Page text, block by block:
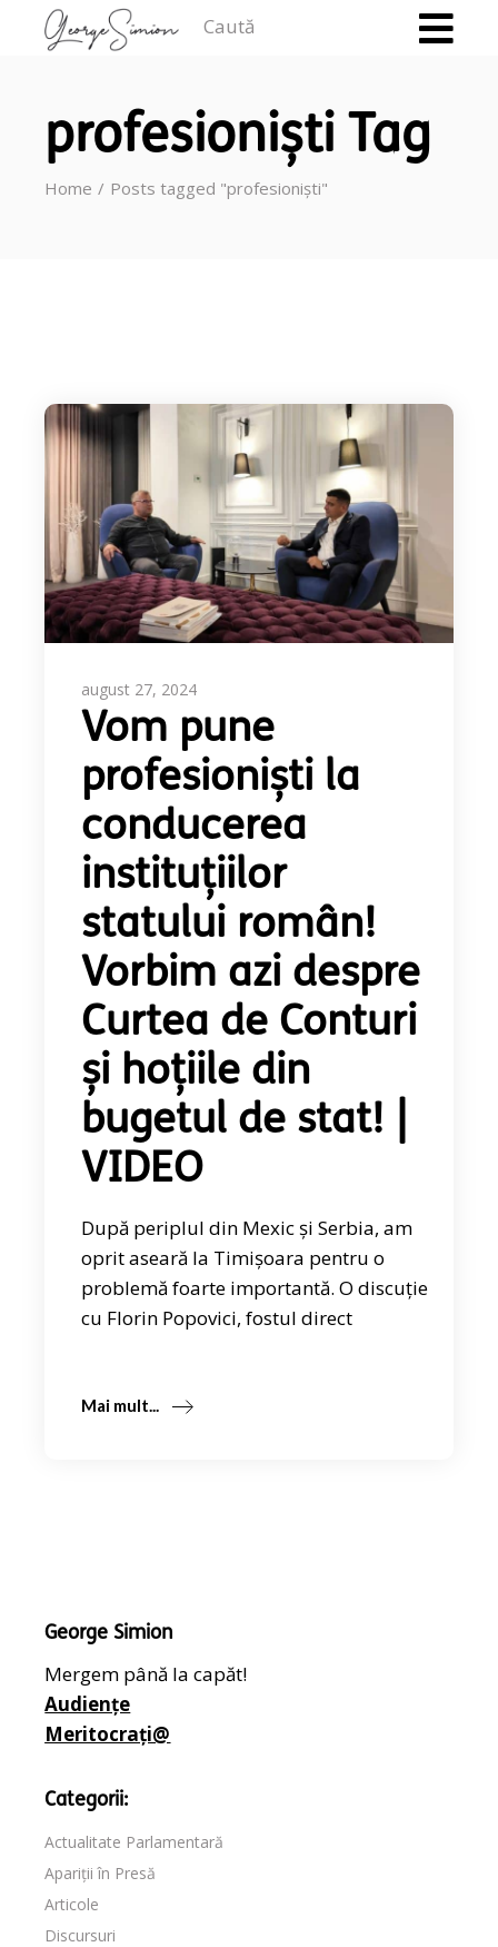
profesioniști Tag
Home Posts tagged "profesioniști"
august 27, 2024
Vom pune
profesioniști la
conducerea
instituțiilor
statului român!
Vorbim azi despre
Curtea de Conturi
și hoțiile din
bugetul de stat! |
VIDEO
După periplul din Mexic și Serbia, am
oprit aseară la Timișoara pentru o
problemă foarte importantă. O discuție
cu Florin Popovici, fostul direct
Mai mult...
George Simion
Mergem până la capăt!
Audiențe
Meritocrați@
Categorii:
Actualitate Parlamentară
Apariții în Presă
Articole
Discursuri